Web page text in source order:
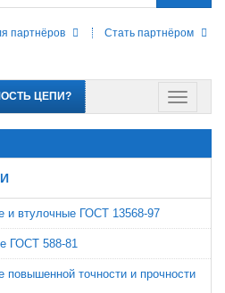
партнёров Стать партнёром
ЦЕПИ?
и втулочные ГОСТ 13568-97
ГОСТ 588-81
повышенной точности и прочности